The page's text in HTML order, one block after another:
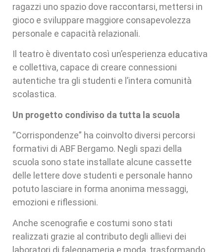
ragazzi uno spazio dove raccontarsi, mettersi in
gioco e sviluppare maggiore consapevolezza
personale e capacità relazionali.
Il teatro è diventato così un’esperienza educativa
e collettiva, capace di creare connessioni
autentiche tra gli studenti e l’intera comunità
scolastica.
Un progetto condiviso da tutta la scuola
“Corrispondenze” ha coinvolto diversi percorsi
formativi di ABF Bergamo. Negli spazi della
scuola sono state installate alcune cassette
delle lettere dove studenti e personale hanno
potuto lasciare in forma anonima messaggi,
emozioni e riflessioni.
Anche scenografie e costumi sono stati
realizzati grazie al contributo degli allievi dei
laboratori di falegnameria e moda, trasformando